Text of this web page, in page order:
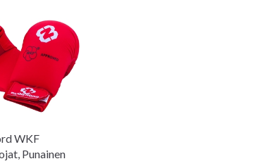
WKF
Punainen